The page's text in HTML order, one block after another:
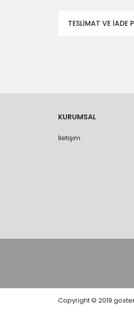
TESLİMAT VE İADE
- Özel sipariş
değiştirilmez.
- Vitrifiye, tekne,
kişi veya firmaya
KURUMSAL
İletişim
Copyright © 2019